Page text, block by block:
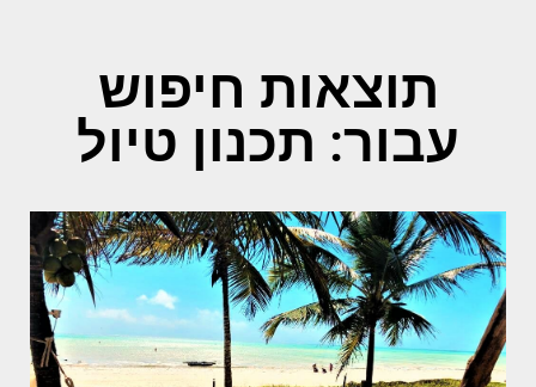
תוצאות חיפוש
עבור: תכנון טיול